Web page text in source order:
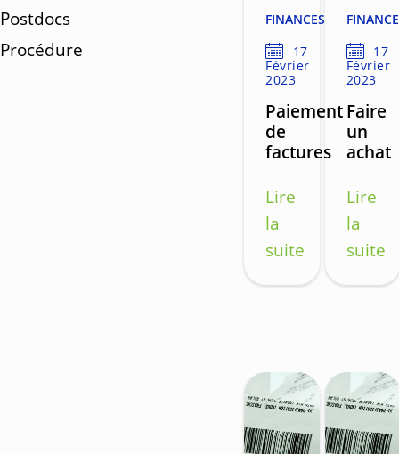
Postdocs
Procédure
FINANCES
17
Février
2023
Paiement
de
factures
Lire
la
suite
17
Février
2023
Faire
un
achat
Lire
la
suite